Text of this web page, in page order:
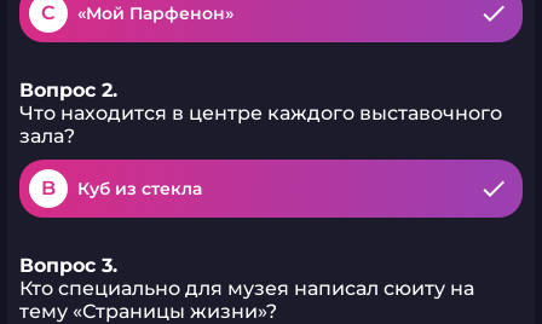
C «Мой Парфенон»
Вопрос 2.
Что находится в центре каждого выставочного
зала?
B Куб из стекла
Вопрос 3.
Кто специально для музея написал сюиту на
тему «Страницы жизни»?